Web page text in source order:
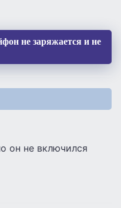
не заряжается и не
он не включился